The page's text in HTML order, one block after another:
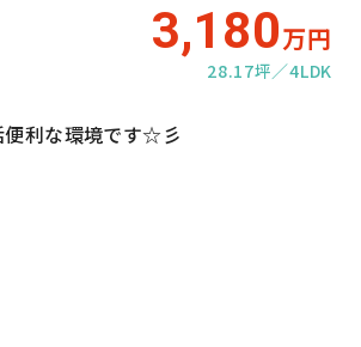
3,180万円
28.17坪 4LDK
便利な環境です☆彡